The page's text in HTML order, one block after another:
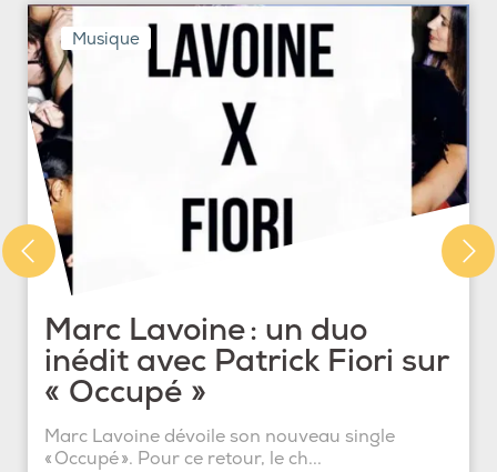
Musique
Marc Lavoine : un duo
inédit avec Patrick Fiori sur
« Occupé »
Marc Lavoine dévoile son nouveau single
« Occupé ». Pour ce retour, le ch...